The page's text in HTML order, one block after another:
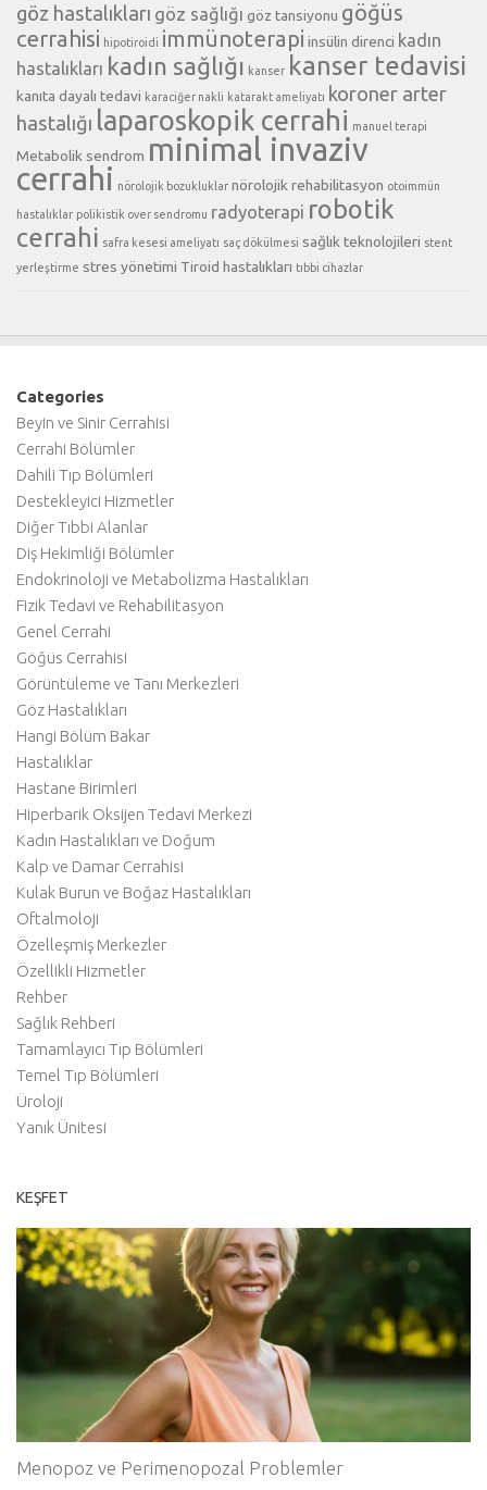
göz hastalıkları göz sağlığı göz tansiyonu göğüs
cerrahisi hipotiroidi immünoterapi insülin direnci kadın
hastalıkları kadın sağlığı kanser kanser tedavisi
kanıta dayalı tedavi karaciğer nakli katarakt ameliyatı koroner arter
hastalığı laparoskopik cerrahi manuel terapi
Metabolik sendrom minimal invaziv
cerrahi nörolojik bozukluklar nörolojik rehabilitasyon otoimmün
hastalıklar polikistik over sendromu radyoterapi robotik
cerrahi safra kesesi ameliyatı saç dökülmesi sağlık teknolojileri stent
yerleştirme stres yönetimi Tiroid hastalıkları tıbbi cihazlar
Categories
Beyin ve Sinir Cerrahisi
Cerrahi Bölümler
Dahili Tıp Bölümleri
Destekleyici Hizmetler
Diğer Tıbbi Alanlar
Diş Hekimliği Bölümler
Endokrinoloji ve Metabolizma Hastalıkları
Fizik Tedavi ve Rehabilitasyon
Genel Cerrahi
Göğüs Cerrahisi
Görüntüleme ve Tanı Merkezleri
Göz Hastalıkları
Hangi Bölüm Bakar
Hastalıklar
Hastane Birimleri
Hiperbarik Oksijen Tedavi Merkezi
Kadın Hastalıkları ve Doğum
Kalp ve Damar Cerrahisi
Kulak Burun ve Boğaz Hastalıkları
Oftalmoloji
Özelleşmiş Merkezler
Özellikli Hizmetler
Rehber
Sağlık Rehberi
Tamamlayıcı Tıp Bölümleri
Temel Tıp Bölümleri
Üroloji
Yanık Ünitesi
KEŞFET
Menopoz ve Perimenopozal Problemler